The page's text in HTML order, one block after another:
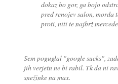
dokaz bo gor, ga bojo
pred renojev salon, morda
proti, niti te najbrž
Sem poguglal "google sucks",
jih verjetn ne bi rabil. Tk da ni
snežinke na max.